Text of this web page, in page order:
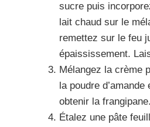
sucre puis
lait chaud sur le
remettez sur le feu
épaississement.
Mélangez la crème
la poudre
obtenir la frangipane.
Étalez une pâte